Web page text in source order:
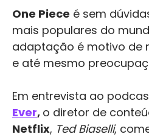
One Piece é sem
mais populares do
adaptação é motivo de
e até mesmo
Em entrevista ao
Ever, o diretor de
Netflix, Ted Biaselli,